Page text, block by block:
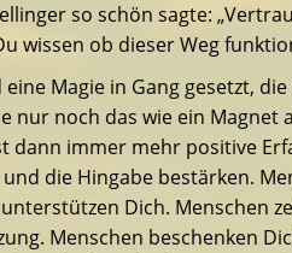
so schön sagte:
wissen ob dieser Weg
Magie in Gang gesetzt,
nur noch das wie ein Magnet
dann immer mehr positive
die Hingabe bestärken.
Dich. Menschen
Menschen beschenken